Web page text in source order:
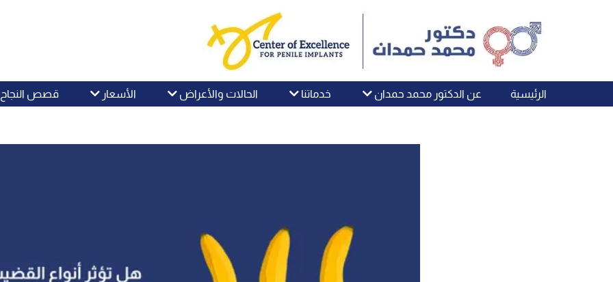
الرئيسية عن الدكتور محمد حمدان خدماتنا الحالات والأعراض الأسعار قصص النجاح